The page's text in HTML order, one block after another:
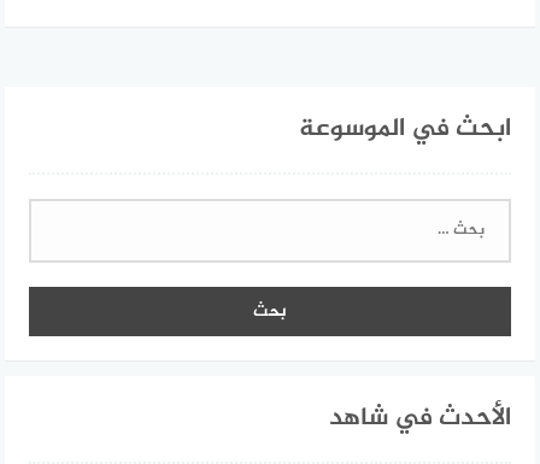
ابحث في الموسوعة
البحث
الأحدث في شاهد